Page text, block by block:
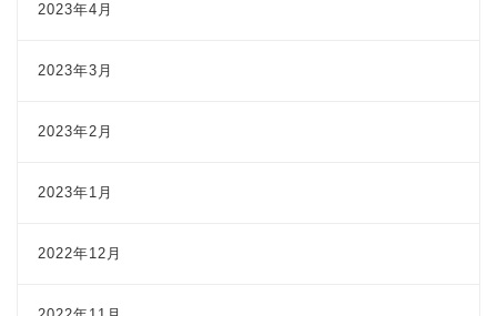
2023年4月
2023年3月
2023年2月
2023年1月
2022年12月